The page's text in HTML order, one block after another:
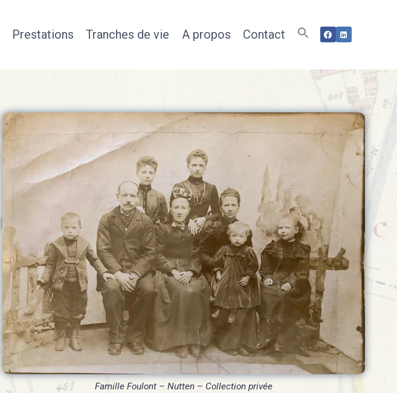
Prestations Tranches de vie A propos Contact
Famille Foulont – Nutten – Collection privée